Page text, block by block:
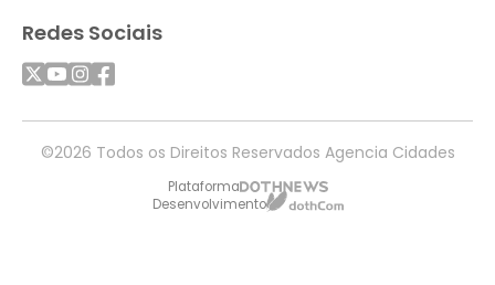
Redes Sociais
©2026 Todos os Direitos Reservados Agencia Cidades
Plataforma
Desenvolvimento